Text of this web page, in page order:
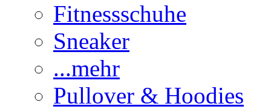
Fitnessschuhe
Sneaker
...mehr
Pullover & Hoodies